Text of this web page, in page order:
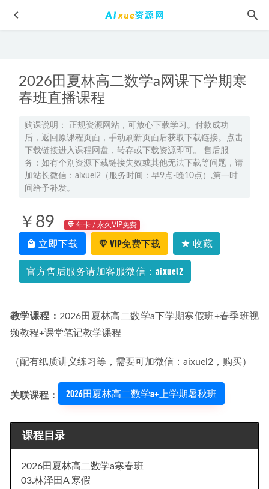
2026田夏林高二数学a网课下学期寒
春班直播课程
购课说明： 正规资源网站，可放心下载学习。付款成功
后，返回原课程页面，手动刷新页面后获取下载链接。点击
下载链接进入课程网盘，转存或下载资源即可。 售后服
务：如有个别资源下载链接失效或其他无法下载等问题，请
加站长微信：aixuel2（服务时间：早9点-晚10点）,第一时
间给予补发。
￥89 年卡 / 永久VIP免费
立即下载 VIP免费下载 收藏
官方售后服务请加客服微信：aixuel2
教学课程： 2026田夏林高二数学a下学期寒假班+春季班视
频教程+课堂笔记教学课程
（配有纸质讲义练习等，需要可加微信：aixuel2，购买）
关联课程： 2026田夏林高二数学a+上学期暑秋班
课程目录
2026田夏林高二数学a寒春班
03.林泽田A 寒假
2023高考押题讲义电子版全套-23年江苏省各市高三模拟考试
讲义（10-12月份）大全百度网盘 2023-04-22
有道高中物理教程23年莫荒年高考物理一轮复习视频教程
2022-08-16
班 2023-02-07
2025高三数学二三轮复习寒春班 2025-05-10
2025成功高三化学a班二轮复习寒春班 2025-04-15